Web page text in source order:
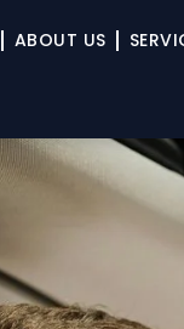
ABOUT US